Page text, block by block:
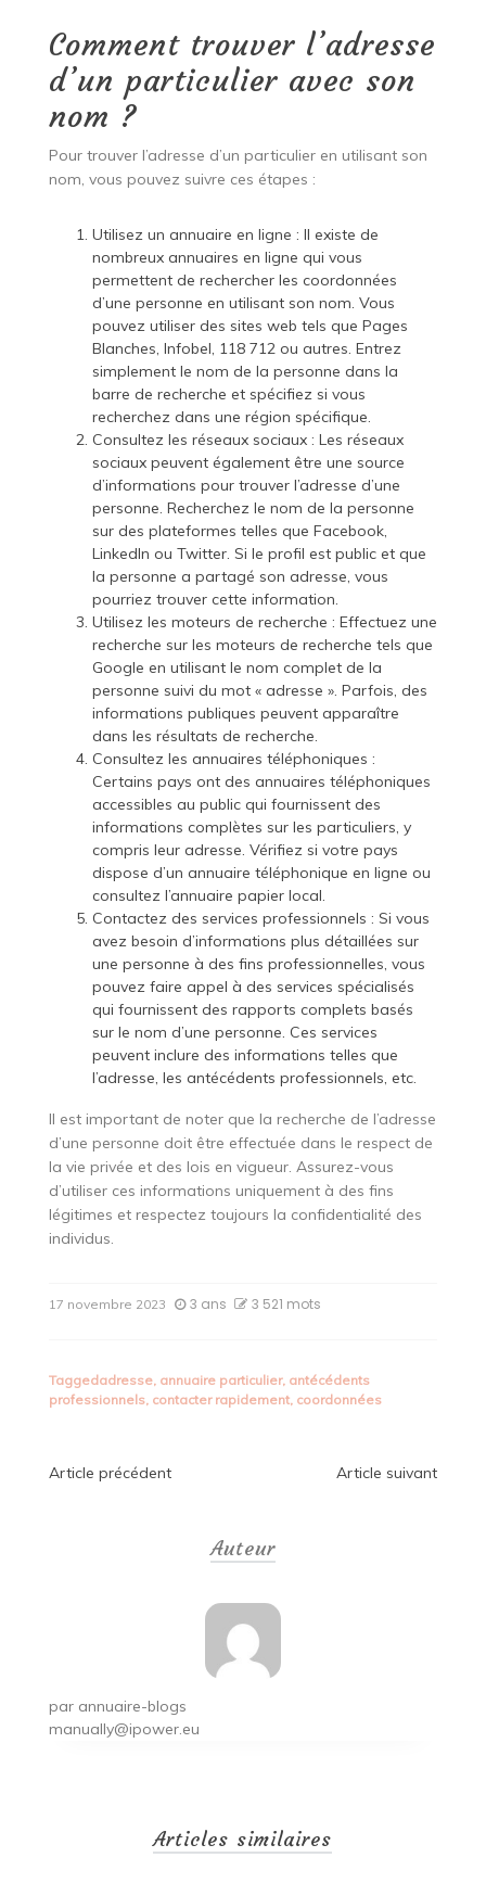
Comment trouver l’adresse
d’un particulier avec son
nom ?
Pour trouver l’adresse d’un particulier en utilisant son
nom, vous pouvez suivre ces étapes :
Utilisez un annuaire en ligne : Il existe de
nombreux annuaires en ligne qui vous
permettent de rechercher les coordonnées
d’une personne en utilisant son nom. Vous
pouvez utiliser des sites web tels que Pages
Blanches, Infobel, 118 712 ou autres. Entrez
simplement le nom de la personne dans la
barre de recherche et spécifiez si vous
recherchez dans une région spécifique.
Consultez les réseaux sociaux : Les réseaux
sociaux peuvent également être une source
d’informations pour trouver l’adresse d’une
personne. Recherchez le nom de la personne
sur des plateformes telles que Facebook,
LinkedIn ou Twitter. Si le profil est public et que
la personne a partagé son adresse, vous
pourriez trouver cette information.
Utilisez les moteurs de recherche : Effectuez une
recherche sur les moteurs de recherche tels que
Google en utilisant le nom complet de la
personne suivi du mot « adresse ». Parfois, des
informations publiques peuvent apparaître
dans les résultats de recherche.
Consultez les annuaires téléphoniques :
Certains pays ont des annuaires téléphoniques
accessibles au public qui fournissent des
informations complètes sur les particuliers, y
compris leur adresse. Vérifiez si votre pays
dispose d’un annuaire téléphonique en ligne ou
consultez l’annuaire papier local.
Contactez des services professionnels : Si vous
avez besoin d’informations plus détaillées sur
une personne à des fins professionnelles, vous
pouvez faire appel à des services spécialisés
qui fournissent des rapports complets basés
sur le nom d’une personne. Ces services
peuvent inclure des informations telles que
l’adresse, les antécédents professionnels, etc.
Il est important de noter que la recherche de l’adresse
d’une personne doit être effectuée dans le respect de
la vie privée et des lois en vigueur. Assurez-vous
d’utiliser ces informations uniquement à des fins
légitimes et respectez toujours la confidentialité des
individus.
17 novembre 2023 3 ans 3 521 mots
Taggedadresse, annuaire particulier, antécédents
professionnels, contacter rapidement, coordonnées
Navigation
Article précédent Article suivant
Auteur
par annuaire-blogs
manually@ipower.eu
Articles similaires